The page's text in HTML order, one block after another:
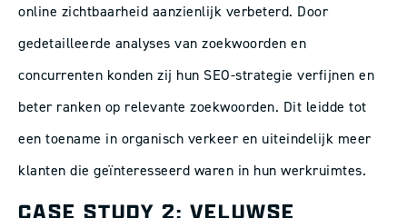
online zichtbaarheid aanzienlijk verbeterd. Door
gedetailleerde analyses van zoekwoorden en
concurrenten konden zij hun SEO-strategie verfijnen en
beter ranken op relevante zoekwoorden. Dit leidde tot
een toename in organisch verkeer en uiteindelijk meer
klanten die geïnteresseerd waren in hun werkruimtes.
CASE STUDY 2: VELUWSE